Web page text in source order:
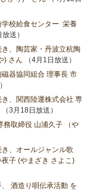
学校給食センター 栄養
送）
、陶芸家・丹波立杭陶
) さん （4月1日放送）
器協同組合 理事長 市
、関西陸運株式会社 専
（3月18日放送）
務取締役 山浦久子 （や
、オールジャンル歌
子 (やまざき さよこ)
酒造り唄伝承活動 を